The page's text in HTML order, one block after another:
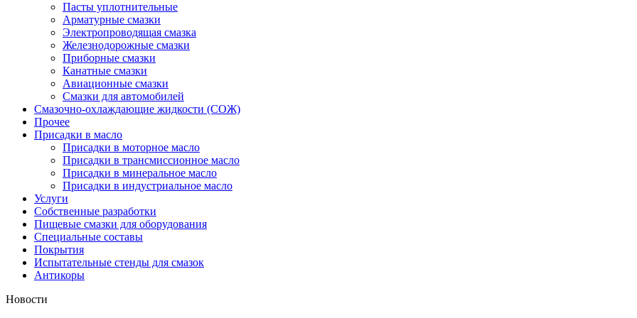
Пасты уплотнительные
Арматурные смазки
Электропроводящая смазка
Железнодорожные смазки
Приборные смазки
Канатные смазки
Авиационные смазки
Смазки для автомобилей
Смазочно-охлаждающие жидкости (СОЖ)
Прочее
Присадки в масло
Присадки в моторное масло
Присадки в трансмиссионное масло
Присадки в минеральное масло
Присадки в индустриальное масло
Услуги
Собственные разработки
Пищевые смазки для оборудования
Специальные составы
Покрытия
Испытательные стенды для смазок
Антикоры
Новости